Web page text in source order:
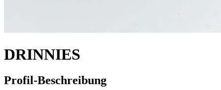
DRINNIES
Profil-Beschreibung